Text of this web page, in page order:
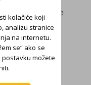
vodene
klasičnog
cementne,
kolačiće koji
analizu stranice
na internetu.
se“ ako se
postavku možete